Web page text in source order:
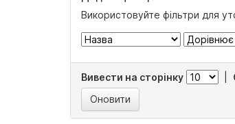
Використовуйте фільтри для
Вивести на сторінку